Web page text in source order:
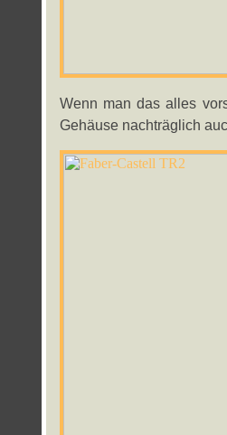
Wenn man das alles
Gehäuse nachträglich